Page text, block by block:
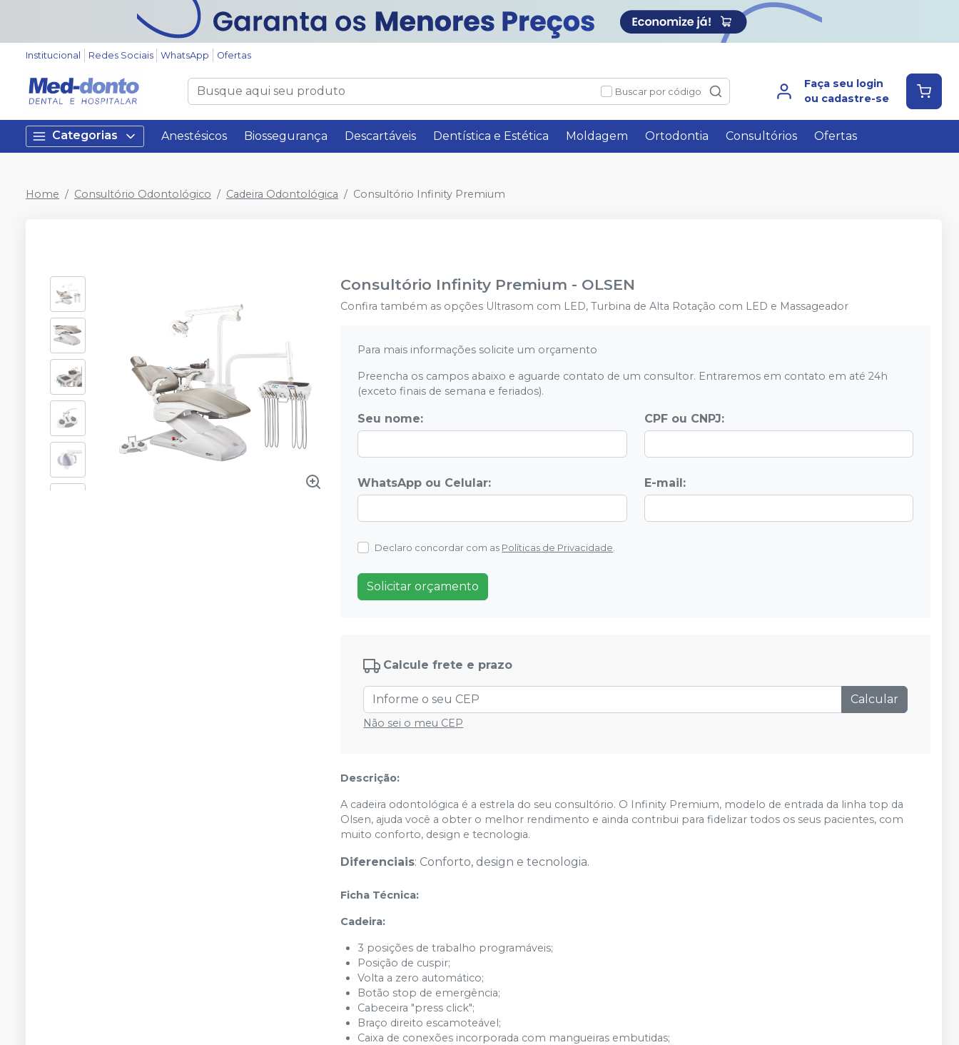
Institucional Redes Sociais WhatsApp Ofertas
Buscar por código
Faça seu login
ou cadastre-se
Categorias Anestésicos Biossegurança Descartáveis Dentística e Estética Moldagem Ortodontia Consultórios Ofertas
Home Consultório Odontológico Cadeira Odontológica Consultório Infinity Premium
Consultório Infinity Premium - OLSEN
Confira também as opções Ultrasom com LED, Turbina de Alta Rotação com LED e Massageador
Para mais informações solicite um orçamento
Preencha os campos abaixo e aguarde contato de um consultor. Entraremos em contato em até 24h
(exceto finais de semana e feriados).
Seu nome: CPF ou CNPJ:
WhatsApp ou Celular: E-mail:
Declaro concordar com as Políticas de Privacidade.
Solicitar orçamento
Calcule frete e prazo
Calcular
Não sei o meu CEP
Descrição:
A cadeira odontológica é a estrela do seu consultório. O Infinity Premium, modelo de entrada da linha top da
Olsen, ajuda você a obter o melhor rendimento e ainda contribui para fidelizar todos os seus pacientes, com
muito conforto, design e tecnologia.
Diferenciais: Conforto, design e tecnologia.
Ficha Técnica:
Cadeira:
3 posições de trabalho programáveis;
Posição de cuspir;
Volta a zero automático;
Botão stop de emergência;
Cabeceira "press click";
Braço direito escamoteável;
Caixa de conexões incorporada com mangueiras embutidas;